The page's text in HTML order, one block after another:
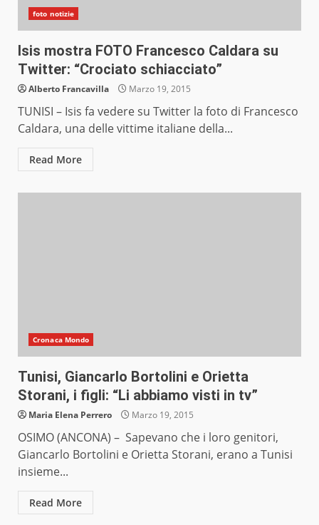
foto notizie
Isis mostra FOTO Francesco Caldara su
Twitter: “Crociato schiacciato”
Alberto Francavilla Marzo 19, 2015
TUNISI – Isis fa vedere su Twitter la foto di Francesco
Caldara, una delle vittime italiane della...
Read More
Cronaca Mondo
Tunisi, Giancarlo Bortolini e Orietta
Storani, i figli: “Li abbiamo visti in tv”
Maria Elena Perrero Marzo 19, 2015
OSIMO (ANCONA) – Sapevano che i loro genitori,
Giancarlo Bortolini e Orietta Storani, erano a Tunisi
insieme...
Read More